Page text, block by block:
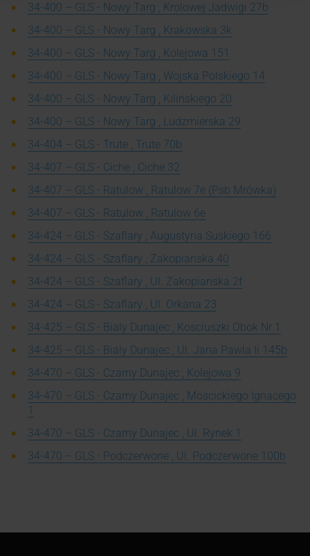
34-400 – GLS - Nowy Targ , Krolowej Jadwigi 27b
34-400 – GLS - Nowy Targ , Krakowska 3k
34-400 – GLS - Nowy Targ , Kolejowa 151
34-400 – GLS - Nowy Targ , Wojska Polskiego 14
34-400 – GLS - Nowy Targ , Kilińskiego 20
34-400 – GLS - Nowy Targ , Ludzmierska 29
34-404 – GLS - Trute , Trute 70b
34-407 – GLS - Ciche , Ciche 32
34-407 – GLS - Ratulow , Ratulow 7e (Psb Mrówka)
34-407 – GLS - Ratulow , Ratulow 6e
34-424 – GLS - Szaflary , Augustyna Suskiego 166
34-424 – GLS - Szaflary , Zakopianska 40
34-424 – GLS - Szaflary , Ul. Zakopianska 2f
34-424 – GLS - Szaflary , Ul. Orkana 23
34-425 – GLS - Bialy Dunajec , Kosciuszki Obok Nr 1
34-425 – GLS - Bialy Dunajec , Ul. Jana Pawla Ii 145b
34-470 – GLS - Czarny Dunajec , Kolejowa 9
34-470 – GLS - Czarny Dunajec , Moscickiego Ignacego
1
34-470 – GLS - Czarny Dunajec , Ul. Rynek 1
34-470 – GLS - Podczerwone , Ul. Podczerwone 100b